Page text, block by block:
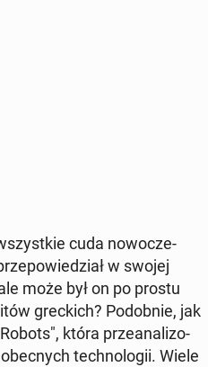
cuda no­wo­cze­
w swojej
może był on po prostu
grec­kich? Po­dob­nie, jak
która prze­ana­li­zo­
tech­no­lo­gii. Wiele